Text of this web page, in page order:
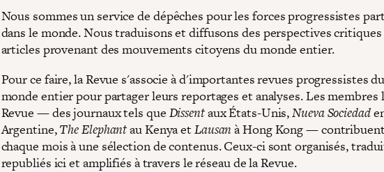
Nous sommes un service de dépêches pour les forces progressistes
dans le monde. Nous traduisons et diffusons des perspectives critiques
articles provenant des mouvements citoyens du monde entier.
Pour ce faire, la Revue s'associe à d'importantes revues progressistes du
monde entier pour partager leurs reportages et analyses. Les membres
Revue — des journaux tels que Dissentaux États-Unis,Nueva Sociedad
Argentine,The Elephantau Kenya et Lausan à Hong Kong — contribuent
chaque mois à une sélection de contenus. Ceux-ci sont organisés,
republiés ici et amplifiés à travers le réseau de la Revue.